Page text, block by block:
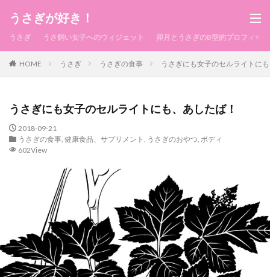
うさぎが好き！
うさぎ うさ飼い女子へのウィジェット 卯月とうさぎのB型的プロフィール
HOME うさぎ うさぎの食事 うさぎにも女子のセルライトに
うさぎにも女子のセルライトにも、あしたば！
2018-09-21
うさぎの食事, 健康食品、サプリメント , うさぎのおやつ, ボディ
602View